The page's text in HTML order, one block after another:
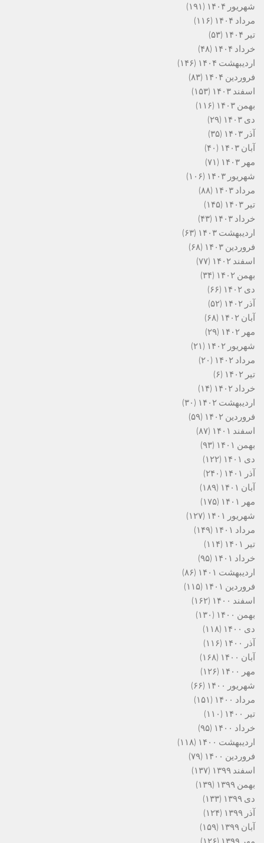
شهریور ۱۴۰۴
(۱۹۱)
مرداد ۱۴۰۴
(۱۱۶)
تیر ۱۴۰۴
(۵۳)
خرداد ۱۴۰۴
(۴۸)
اردیبهشت ۱۴۰۴
(۱۴۶)
فروردین ۱۴۰۴
(۸۳)
اسفند ۱۴۰۳
(۱۵۳)
بهمن ۱۴۰۳
(۱۱۶)
دی ۱۴۰۳
(۲۹)
آذر ۱۴۰۳
(۳۵)
آبان ۱۴۰۳
(۴۰)
مهر ۱۴۰۳
(۷۱)
شهریور ۱۴۰۳
(۱۰۶)
مرداد ۱۴۰۳
(۸۸)
تیر ۱۴۰۳
(۱۴۵)
خرداد ۱۴۰۳
(۴۳)
اردیبهشت ۱۴۰۳
(۶۳)
فروردین ۱۴۰۳
(۶۸)
اسفند ۱۴۰۲
(۷۷)
بهمن ۱۴۰۲
(۳۴)
دی ۱۴۰۲
(۶۶)
آذر ۱۴۰۲
(۵۲)
آبان ۱۴۰۲
(۶۸)
مهر ۱۴۰۲
(۲۹)
شهریور ۱۴۰۲
(۲۱)
مرداد ۱۴۰۲
(۲۰)
تیر ۱۴۰۲
(۶)
خرداد ۱۴۰۲
(۱۴)
اردیبهشت ۱۴۰۲
(۳۰)
فروردین ۱۴۰۲
(۵۹)
اسفند ۱۴۰۱
(۸۷)
بهمن ۱۴۰۱
(۹۳)
دی ۱۴۰۱
(۱۲۲)
آذر ۱۴۰۱
(۲۴۰)
آبان ۱۴۰۱
(۱۸۹)
مهر ۱۴۰۱
(۱۷۵)
شهریور ۱۴۰۱
(۱۲۷)
مرداد ۱۴۰۱
(۱۴۹)
تیر ۱۴۰۱
(۱۱۴)
خرداد ۱۴۰۱
(۹۵)
اردیبهشت ۱۴۰۱
(۸۶)
فروردین ۱۴۰۱
(۱۱۵)
اسفند ۱۴۰۰
(۱۶۲)
بهمن ۱۴۰۰
(۱۳۰)
دی ۱۴۰۰
(۱۱۸)
آذر ۱۴۰۰
(۱۱۶)
آبان ۱۴۰۰
(۱۶۸)
مهر ۱۴۰۰
(۱۲۶)
شهریور ۱۴۰۰
(۶۶)
مرداد ۱۴۰۰
(۱۵۱)
تیر ۱۴۰۰
(۱۱۰)
خرداد ۱۴۰۰
(۹۵)
اردیبهشت ۱۴۰۰
(۱۱۸)
فروردین ۱۴۰۰
(۷۹)
اسفند ۱۳۹۹
(۱۳۷)
بهمن ۱۳۹۹
(۱۳۹)
دی ۱۳۹۹
(۱۳۳)
آذر ۱۳۹۹
(۱۲۴)
آبان ۱۳۹۹
(۱۵۹)